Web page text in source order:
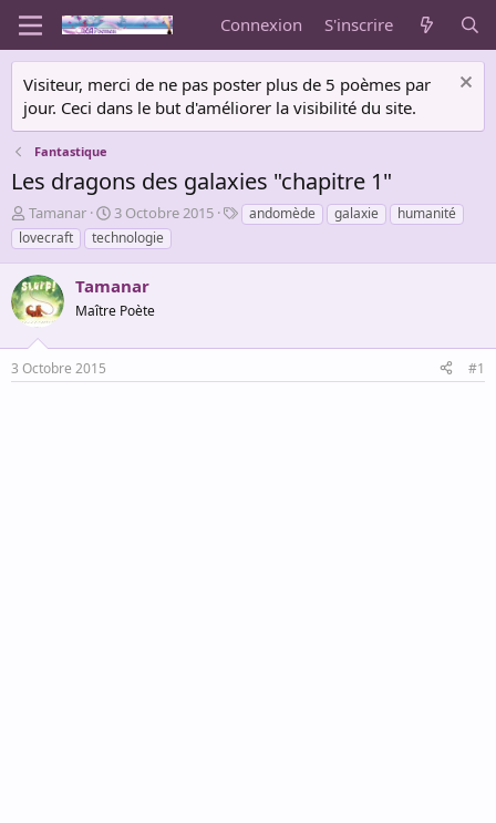
Connexion S'inscrire
Visiteur, merci de ne pas poster plus de 5 poèmes par
jour. Ceci dans le but d'améliorer la visibilité du site.
Fantastique
Les dragons des galaxies "chapitre 1"
A
u
t
e
u
r
e
l
Tamanar
D
a
t
d
e
é
3 Octobre 2015
T
a
andomède galaxie
humanité
lovecraft
technologie
Tamanar
Maître Poète
3 Octobre 2015 #1